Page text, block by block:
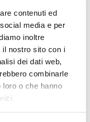
contenuti ed
media e per
inoltre
il nostro sito con i
dei dati web,
combinarle
o che hanno
saline sia nelle
superiori.
E ORARI DI